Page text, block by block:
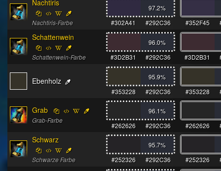
Nachtiris
Nachtiris-Farbe
97.2%
#302A41
#292C36 #352F45
Schattenwein
Schattenwein-Farbe
96.0%
#3D2B31
#292C36 #3D2B31
Ebenholz 95.9%
#353228
#292C36 #353228
Grab
Grab-Farbe
96.1%
#262626
#292C36 #262626
Schwarz
Schwarze Farbe
95.7%
#252326
#292C36 #252326